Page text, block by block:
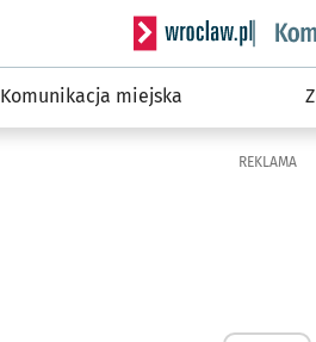
Serwis informacyjny
Komunikacja miejska
REKLAMA